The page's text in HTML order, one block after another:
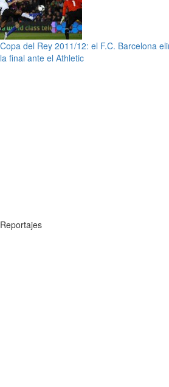
Copa del Rey 2011/12: el F.C. Barcelona
la final ante el Athletic
Reportajes